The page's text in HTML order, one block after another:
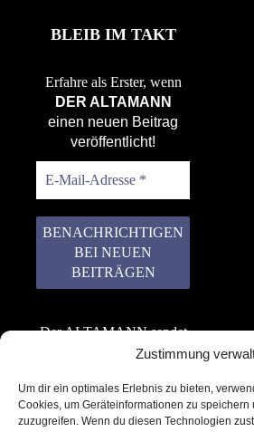
Zustimmung
Um dir ein optimales Erlebnis zu bieten,
Cookies, um Geräteinformationen zu speichern
zuzugreifen. Wenn du diesen Technologien
BLEIB IM TAKT
Erfahre als Erster, wenn
DER ALTAMANN
einen neuen Beitrag
veröffentlicht!
Der ALTAMANN sendet
keinen Spam! Er gibt
weiter. Erfahre mehr in
unserer